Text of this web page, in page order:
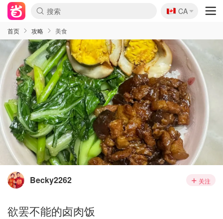
🇨🇦
CA
首页 攻略 美食
Becky2262 关注
欲罢不能的卤肉饭